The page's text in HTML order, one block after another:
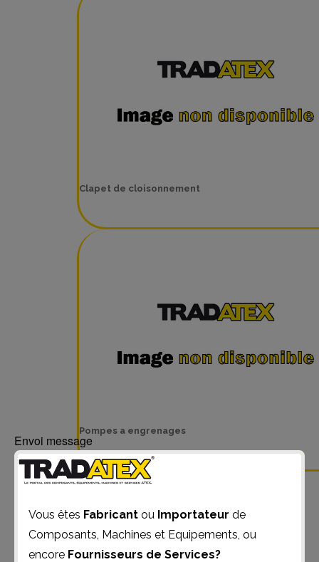
Clapet de cloisonnement
Pompes a engrenages
Envoi message
Vous êtes Fabricant ou Importateur de
Composants, Machines et Equipements, ou
encore Fournisseurs de Services?